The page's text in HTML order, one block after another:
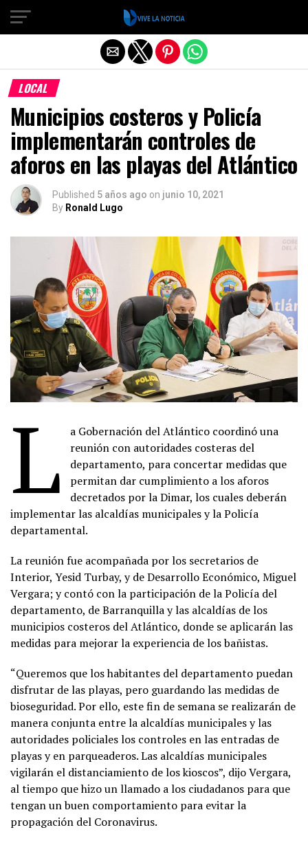
LOCAL
Municipios costeros y Policía
implementarán controles de
aforos en las playas del Atlántico
Published 5 años ago on junio 10, 2021
By Ronald Lugo
L
a Gobernación del Atlántico coordinó una
reunión con autoridades costeras del
departamento, para concertar medidas que
permitan dar cumplimiento a los aforos
decretados por la Dimar, los cuales deberán
implementar las alcaldías municipales y la Policía
departamental.
La reunión fue acompañada por los secretarios de
Interior, Yesid Turbay, y de Desarrollo Económico, Miguel
Vergara; y contó con la participación de la Policía del
departamento, de Barranquilla y las alcaldías de los
municipios costeros del Atlántico, donde se aplicarán las
medidas para mejorar la experiencia de los bañistas.
“Queremos que los habitantes del departamento puedan
disfrutar de las playas, pero guardando las medidas de
bioseguridad. Por ello, este fin de semana se realizarán de
manera conjunta entre la alcaldías municipales y las
autoridades policiales los controles en las entradas de
playas y en parqueaderos. Las alcaldías municipales
vigilarán el distanciamiento de los kioscos”, dijo Vergara,
al tiempo que hizo un llamado a los ciudadanos para que
tengan un buen comportamiento para evitar la
propagación del Coronavirus.
Salir de la versión móvil